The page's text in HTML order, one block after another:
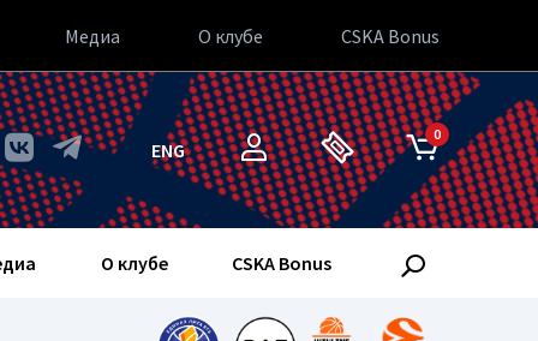
Медиа О клубе CSKA Bonus
ENG
0
О клубе CSKA Bonus